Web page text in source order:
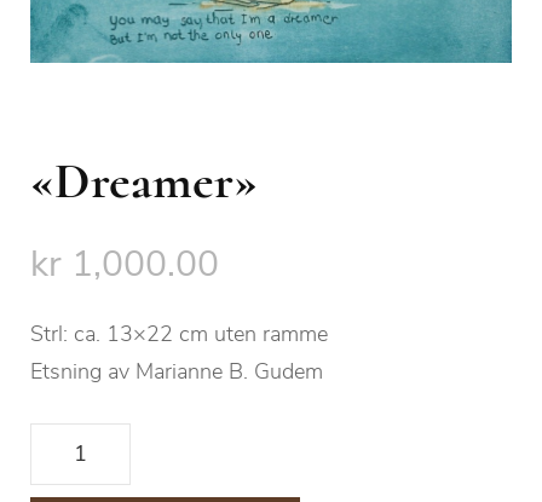
«Dreamer»
kr 1,000.00
Strl: ca. 13×22 cm uten ramme
Etsning av Marianne B. Gudem
"Dreamer"
antall